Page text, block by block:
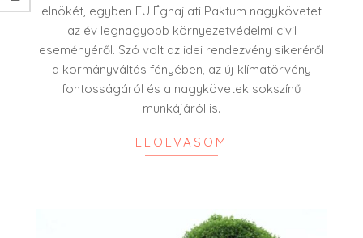
elnökét, egyben EU Éghajlati Paktum nagykövetet
az év legnagyobb környezetvédelmi civil
eseményéről. Szó volt az idei rendezvény sikeréről
a kormányváltás fényében, az új klímatörvény
fontosságáról és a nagykövetek sokszínű
munkájáról is.
ELOLVASOM